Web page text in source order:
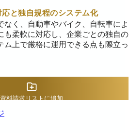
の過剰な申請や意図しない高額ルー
に防ぎ、全社的な通勤費支給額の適
事部門の審査にかかる労力の削減に
定前後の通勤費の差額を視覚的なグ
けでなく、現在支給している6ヶ月
途中で払い戻す際の日割り計算や複
出も自動で行えます。
ンタイムURLを通じて自身のスマ
に新しい経路を申請できる機能も備
たデータはCSV形式で出力して既存
スムーズに取り込むことが可能で
ソフトを用いて手作業で行っていた
ディーに完結できます。
と独自規程のシステム化
なく、自動車やバイク、自転車によ
も柔軟に対応し、企業ごとの独自の
ム上で厳格に運用できる点も際立っ
ルートエンジンで算出できるため、
る不正な交通費受給を防ぎます。ま
ほか、最新の非課税限度額の引上げ
資料請求リストに追加